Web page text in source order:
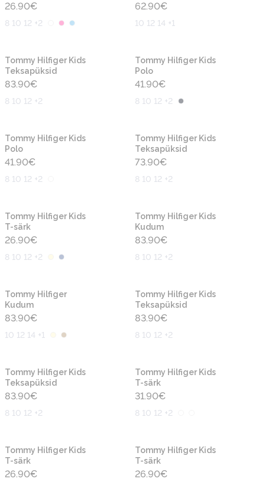
26.90€
8 10 12 +2
62.90€
10 12 14 +1
Tommy Hilfiger Kids
Teksapüksid
83.90€
8 10 12 +2
Tommy Hilfiger Kids
Polo
41.90€
8 10 12 +2
Tommy Hilfiger Kids
Polo
41.90€
8 10 12 +2
Tommy Hilfiger Kids
Teksapüksid
73.90€
8 10 12 +2
Tommy Hilfiger Kids
T-särk
26.90€
8 10 12 +2
Tommy Hilfiger Kids
Kudum
83.90€
8 10 12 +2
Tommy Hilfiger
Kudum
83.90€
10 12 14 +1
Tommy Hilfiger Kids
Teksapüksid
83.90€
8 10 12 +2
Tommy Hilfiger Kids
Teksapüksid
83.90€
8 10 12 +2
Tommy Hilfiger Kids
T-särk
31.90€
8 10 12 +2
Tommy Hilfiger Kids
T-särk
26.90€
Tommy Hilfiger Kids
T-särk
26.90€